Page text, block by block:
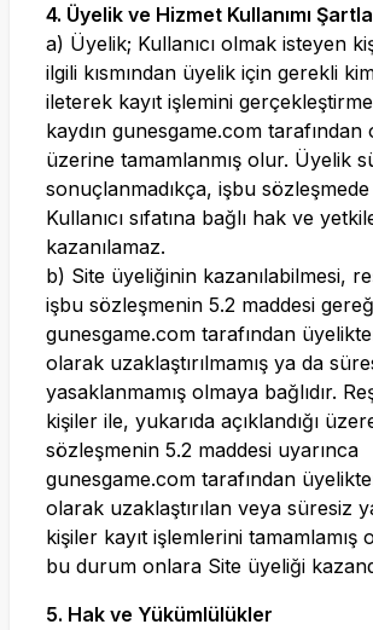
4. Üyelik ve Hizmet Kullanımı
a) Üyelik; Kullanıcı olmak isteyen
ilgili kısmından üyelik için gerekli
ileterek kayıt işlemini
kaydın gunesgame.com tarafından
üzerine tamamlanmış olur. Üyelik
sonuçlanmadıkça, işbu
Kullanıcı sıfatına bağlı hak ve
kazanılamaz.
b) Site üyeliğinin kazanılabilmesi,
işbu sözleşmenin 5.2 maddesi
gunesgame.com tarafından
olarak uzaklaştırılmamış ya da
yasaklanmamış olmaya bağlıdır.
kişiler ile, yukarıda açıklandığı
sözleşmenin 5.2 maddesi uyarınca
gunesgame.com tarafından
olarak uzaklaştırılan veya süresiz
kişiler kayıt işlemlerini tamamlamış
bu durum onlara Site üyeliği
5. Hak ve Yükümlülükler